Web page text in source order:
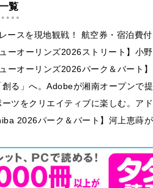
覧
ースを現地観戦！ 航空券・宿泊費
ーオーリンズ2026ストリート】小
ーオーリンズ2026パーク＆バート
創る」へ。Adobeが湘南オープンで
ーツをクリエイティブに楽しむ。ア
2026パーク＆バート】河上恵蒔